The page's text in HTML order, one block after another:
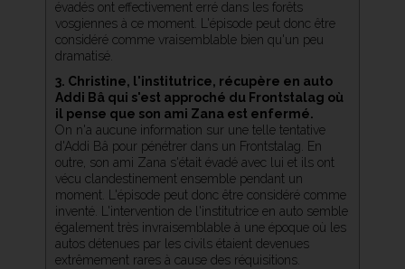
évadés ont effectivement erré dans les forêts
vosgiennes à ce moment. L'épisode peut donc être
considéré comme vraisemblable bien qu'un peu
dramatisé.
3. Christine, l'institutrice, récupère en auto
Addi Bâ qui s'est approché du Frontstalag où
il pense que son ami Zana est enfermé.
On n'a aucune information sur une telle tentative
d'Addi Bâ pour pénétrer dans un Frontstalag. En
outre, son ami Zana s'était évadé avec lui et ils ont
vécu clandestinement ensemble pendant un
moment. L'épisode peut donc être considéré comme
inventé. L'intervention de l'institutrice en auto semble
également très invraisemblable à une époque où les
autos détenues par les civils étaient devenues
extrêmement rares à cause des réquisitions.